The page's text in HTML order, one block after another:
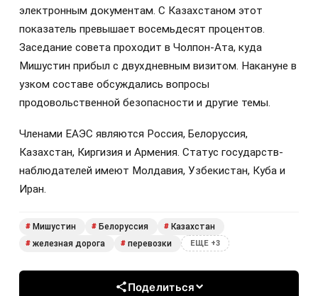
электронным документам. С Казахстаном этот
показатель превышает восемьдесят процентов.
Заседание совета проходит в Чолпон-Ата, куда
Мишустин прибыл с двухдневным визитом. Накануне в
узком составе обсуждались вопросы
продовольственной безопасности и другие темы.
Членами ЕАЭС являются Россия, Белоруссия,
Казахстан, Киргизия и Армения. Статус государств-
наблюдателей имеют Молдавия, Узбекистан, Куба и
Иран.
# Мишустин # Белоруссия # Казахстан
# железная дорога # перевозки ЕЩЕ +3
Поделиться